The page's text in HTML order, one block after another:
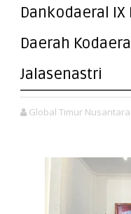
Dankodaeral IX
Daerah
Jalasenastri
Global Timur Nusantara